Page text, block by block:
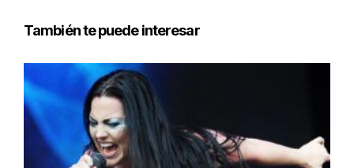
También te puede interesar